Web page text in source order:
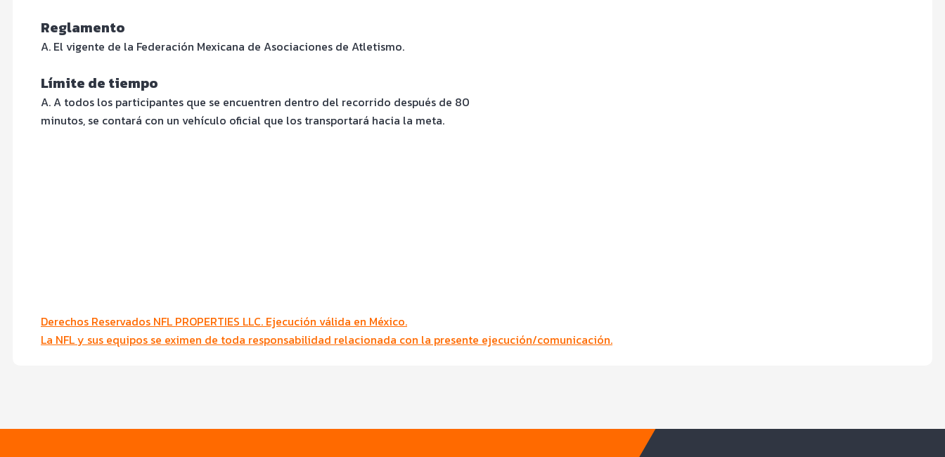
Reglamento
A. El vigente de la Federación Mexicana de Asociaciones de Atletismo.
Límite de tiempo
A. A todos los participantes que se encuentren dentro del recorrido después de 80
minutos, se contará con un vehículo oficial que los transportará hacia la meta.
Derechos Reservados NFL PROPERTIES LLC. Ejecución válida en México.
La NFL y sus equipos se eximen de toda responsabilidad relacionada con la presente ejecución/comunicación.